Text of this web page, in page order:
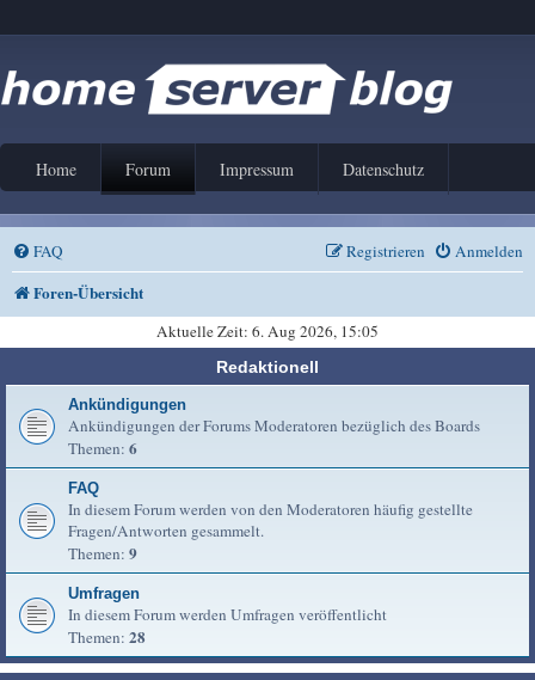
Home Forum Impressum Datenschutz
FAQ Anmelden
Registrieren
Foren-Übersicht
Aktuelle Zeit: 6. Aug 2026, 15:05
Redaktionell
Ankündigungen
Ankündigungen der Forums Moderatoren bezüglich des Boards
Themen: 6
FAQ
In diesem Forum werden von den Moderatoren häufig gestellte
Fragen/Antworten gesammelt.
Themen: 9
Umfragen
In diesem Forum werden Umfragen veröffentlicht
Themen: 28